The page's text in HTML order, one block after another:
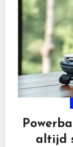
altijd